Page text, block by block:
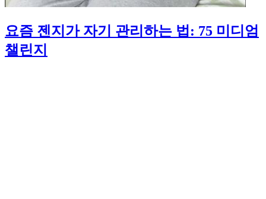
요즘 젠지가 자기 관리하는 법: 75 미디엄
챌린지